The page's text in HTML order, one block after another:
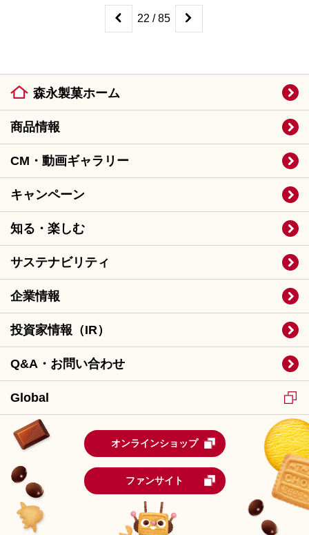
22 / 85
森永製菓ホーム
商品情報
CM・動画ギャラリー
キャンペーン
知る・楽しむ
サステナビリティ
企業情報
投資家情報（IR）
Q&A・お問い合わせ
Global
オンラインショップ
ファンサイト